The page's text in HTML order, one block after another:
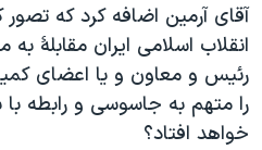
نرگس محمدی برنده جایزه نوبل
همایش محافظه‌کاران آمریکا
صفحه‌های ویژه
سفر پرزیدنت ترامپ به چین
آقای آرمين اضافه کرد که
انقلاب اسلامی ايران مقابلۀ
رئيس و معاون و يا اعضای
را متهم به جاسوسی و رابطه با
خواهد افتاد؟